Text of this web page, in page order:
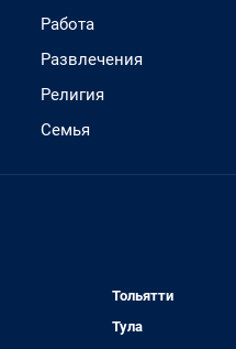
Работа
Развлечения
Религия
Семья
Тольятти
Тула